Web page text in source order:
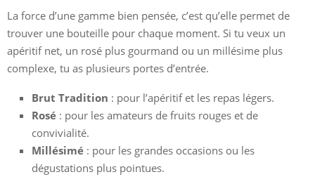
La force d’une gamme bien pensée, c’est qu’elle permet de
trouver une bouteille pour chaque moment. Si tu veux un
apéritif net, un rosé plus gourmand ou un millésime plus
complexe, tu as plusieurs portes d’entrée.
Brut Tradition : pour l’apéritif et les repas légers.
Rosé : pour les amateurs de fruits rouges et de
convivialité.
Millésimé : pour les grandes occasions ou les
dégustations plus pointues.